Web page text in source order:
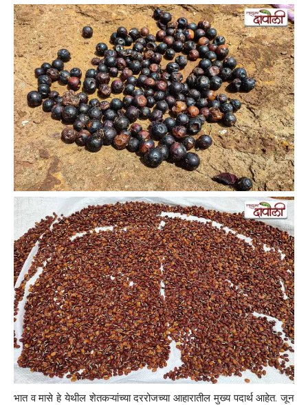
भात व मासे हे येथील शेतकऱ्यांच्या दररोजच्या आहारातील मुख्य पदार्थ आहेत. जून